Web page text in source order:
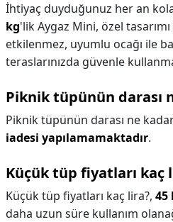
İhtiyaç duyduğunuz her an
kg'lik Aygaz Mini, özel
etkilenmez, uyumlu ocağı ile
teraslarınızda güvenle
Piknik tüpünün darası
Piknik tüpünün darası ne
iadesi yapılamamaktadır.
Küçük tüp fiyatları kaç
Küçük tüp fiyatları kaç lira?, 45
daha uzun süre kullanım